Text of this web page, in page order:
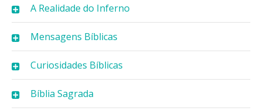
A Realidade do Inferno
Mensagens Bíblicas
Curiosidades Bíblicas
Bíblia Sagrada